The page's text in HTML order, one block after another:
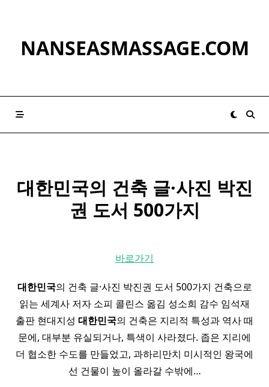
NANSEASMASSAGE.COM
대한민국의 건축 글·사진 박진
권 도서 500가지
바로가기
대한민국의 건축 글·사진 박진권 도서 500가지 건축으로
읽는 세계사 저자 소피 콜린스 옮김 성소희 감수 임석재
출판 현대지성 대한민국의 건축은 지리적 특성과 역사 때
문에, 대부분 유실되거나, 특색이 사라졌다. 좁은 지리에
더 협소한 수도를 만들었고, 과하리만치 미시적인 왕국에
선 건물이 높이 올라갈 수밖에…